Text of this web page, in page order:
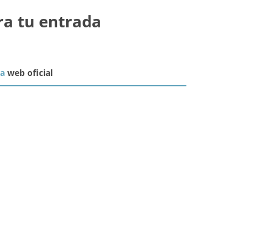
tu entrada
web oficial